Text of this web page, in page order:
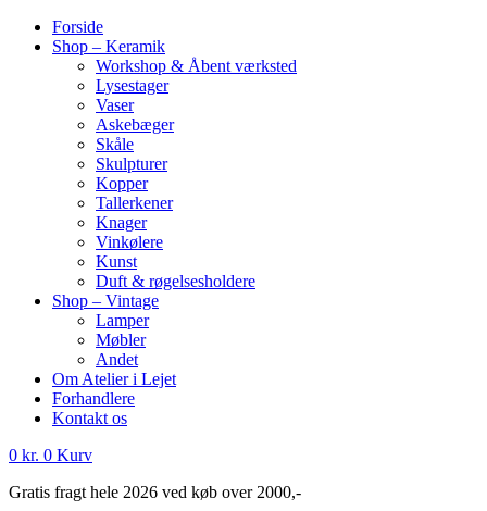
Forside
Shop – Keramik
Workshop & Åbent værksted
Lysestager
Vaser
Askebæger
Skåle
Skulpturer
Kopper
Tallerkener
Knager
Vinkølere
Kunst
Duft & røgelsesholdere
Shop – Vintage
Lamper
Møbler
Andet
Om Atelier i Lejet
Forhandlere
Kontakt os
0 kr. 0 Kurv
Gratis fragt hele 2026 ved køb over 2000,-